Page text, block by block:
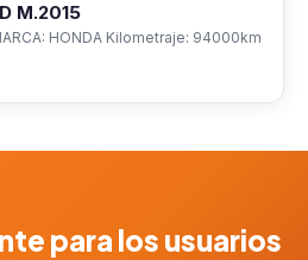
M.2015
HONDA Kilometraje: 94000km
para los usuarios